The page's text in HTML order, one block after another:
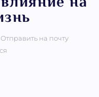
Отправить на почту